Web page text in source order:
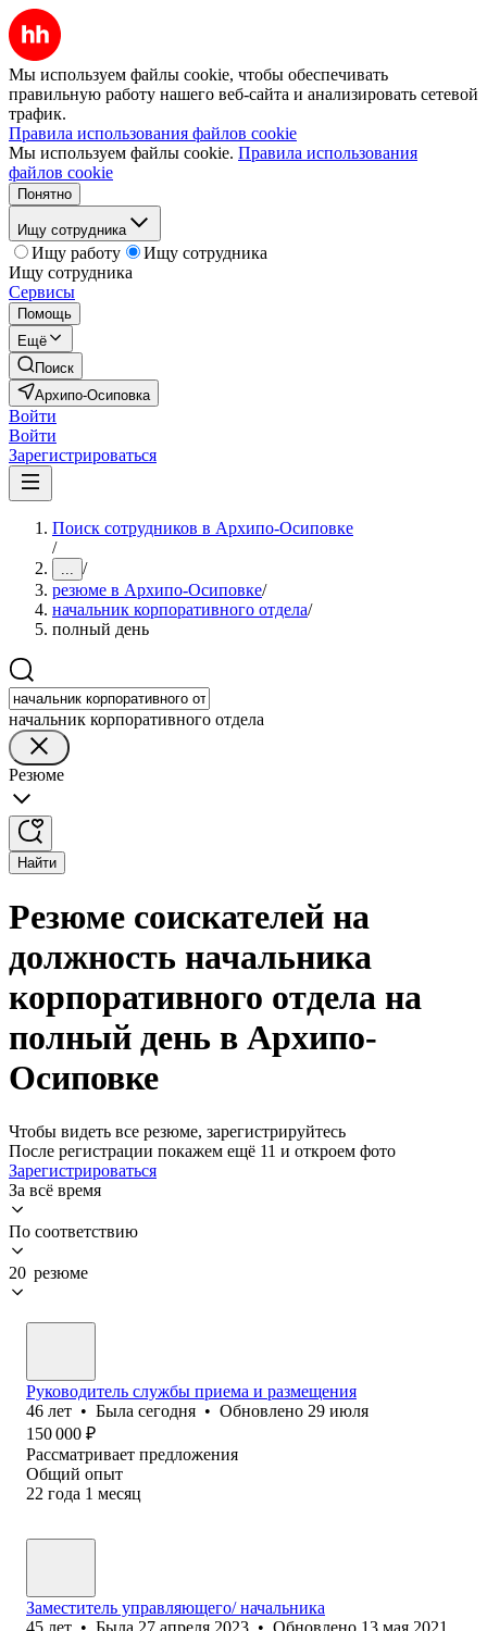
Мы используем файлы cookie, чтобы обеспечивать
правильную работу нашего веб-сайта и анализировать сетевой
трафик.
Правила использования файлов cookie
Мы используем файлы cookie. Правила использования
файлов cookie
Понятно
Ищу сотрудника
Ищу работу
Ищу сотрудника
Ищу сотрудника
Сервисы
Помощь
Ещё
Поиск
Архипо-Осиповка
Войти
Войти
Зарегистрироваться
Поиск сотрудников в Архипо-Осиповке
/
... /
резюме в Архипо-Осиповке/
начальник корпоративного отдела/
полный день
начальник корпоративного отдела
Резюме
Найти
Резюме соискателей на
должность начальника
корпоративного отдела на
полный день в Архипо-
Осиповке
Чтобы видеть все резюме, зарегистрируйтесь
После регистрации покажем ещё 11 и откроем фото
Зарегистрироваться
За всё время
По соответствию
20 резюме
Руководитель службы приема и размещения
46 лет • Была сегодня • Обновлено 29 июля
150 000 ₽
Рассматривает предложения
Общий опыт
22 года 1 месяц
Заместитель управляющего/ начальника
45 лет • Была 27 апреля 2023 • Обновлено 13 мая 2021